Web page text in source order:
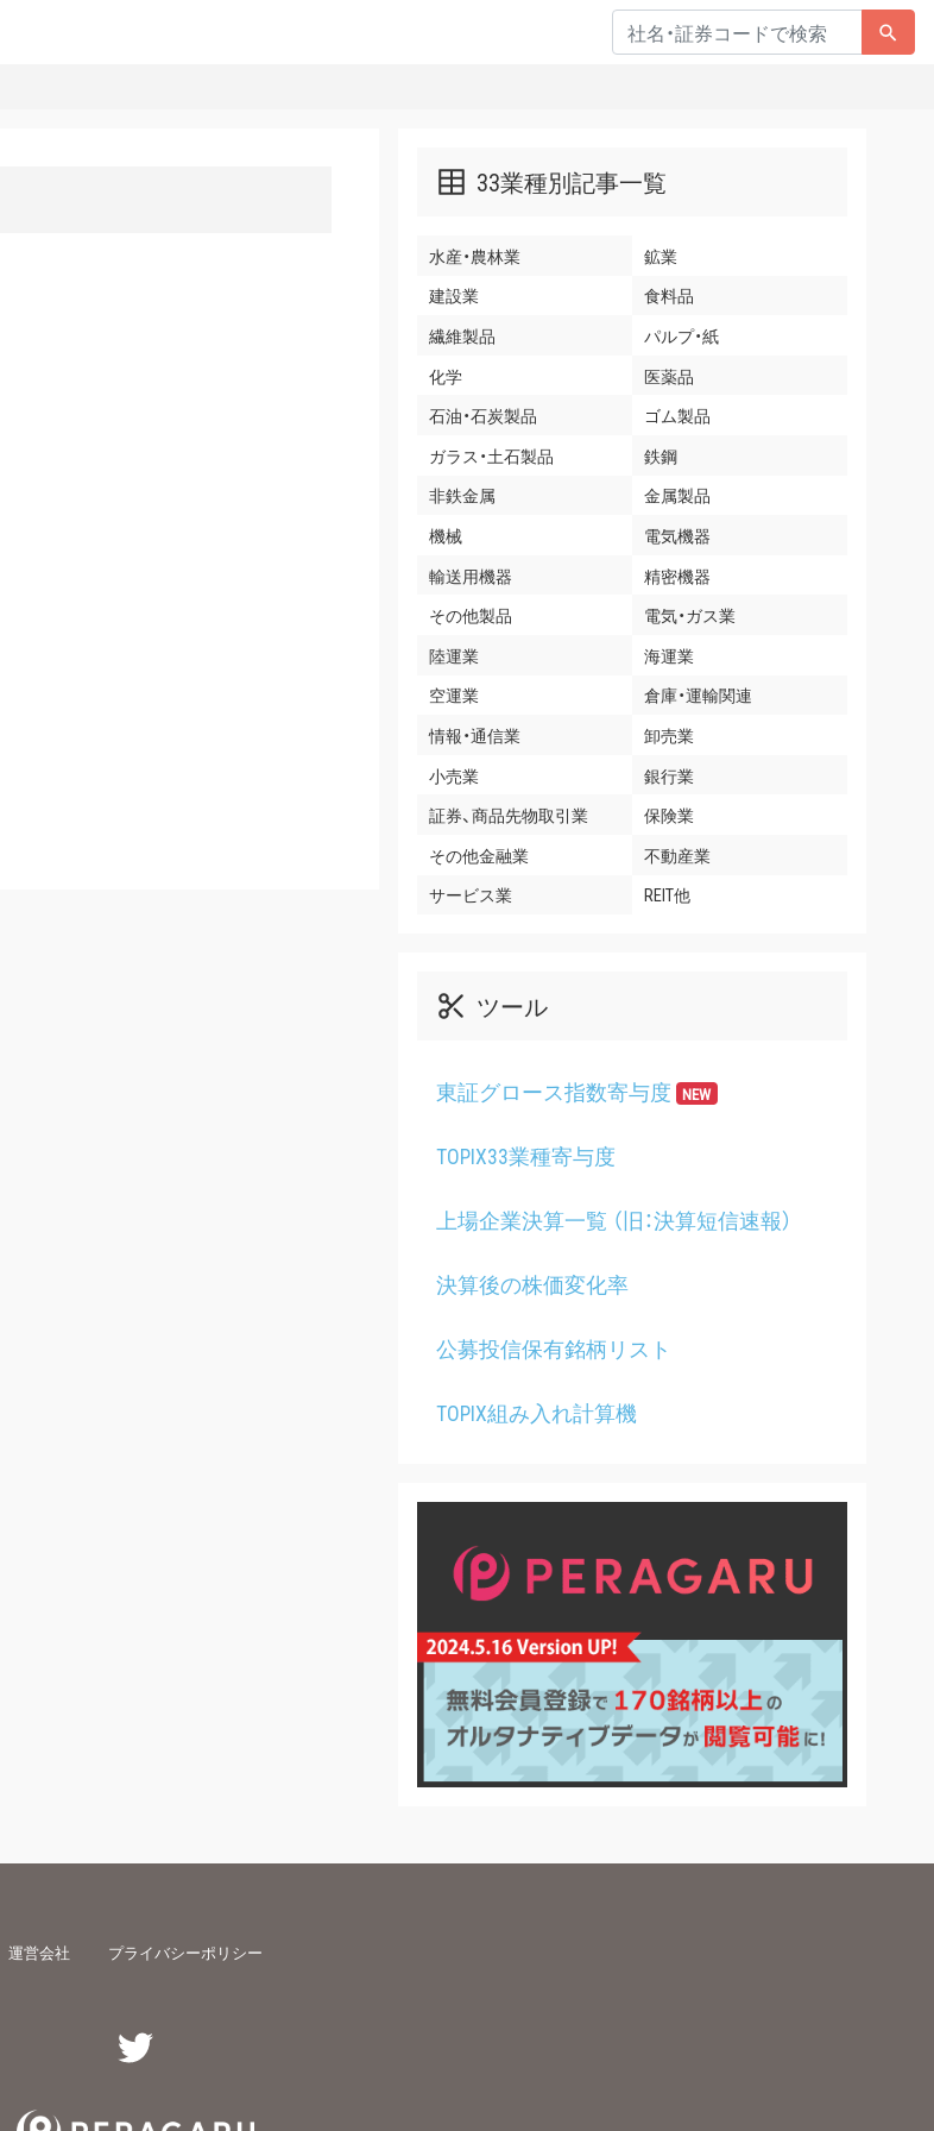
33業種別記事一覧
水産・農林業
鉱業
建設業
食料品
繊維製品
パルプ・紙
化学
医薬品
石油・石炭製品
ゴム製品
ガラス・土石製品
鉄鋼
非鉄金属
金属製品
機械
電気機器
輸送用機器
精密機器
その他製品
電気・ガス業
陸運業
海運業
空運業
倉庫・運輸関連
情報・通信業
卸売業
小売業
銀行業
証券、商品先物取引業
保険業
その他金融業
不動産業
サービス業
REIT他
ツール
東証グロース指数寄与度 NEW
TOPIX33業種寄与度
上場企業決算一覧 （旧：決算短信速報）
決算後の株価変化率
公募投信保有銘柄リスト
TOPIX組み入れ計算機
運営会社 プライバシーポリシー